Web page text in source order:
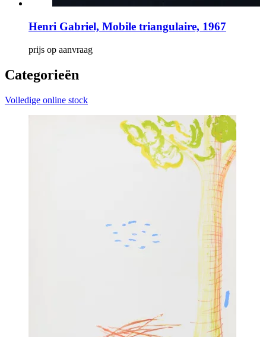
Henri Gabriel, Mobile triangulaire, 1967
prijs op aanvraag
Categorieën
Volledige online stock